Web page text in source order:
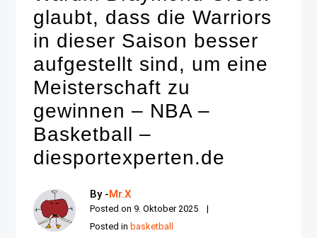
glaubt, dass die Warriors
in dieser Saison besser
aufgestellt sind, um eine
Meisterschaft zu
gewinnen – NBA –
Basketball –
diesportexperten.de
By -Mr.X
Posted on9. Oktober 2025
Posted in basketball